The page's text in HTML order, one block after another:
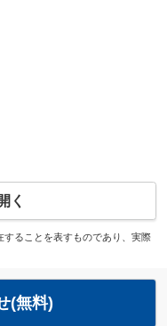
く
ることを表すものであり、実際
(無料)